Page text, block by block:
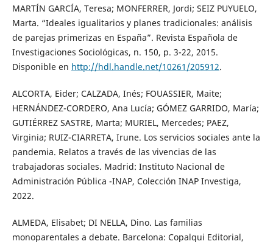
MARTÍN GARCÍA, Teresa; MONFERRER, Jordi; SEIZ PUYUELO,
Marta. “Ideales igualitarios y planes tradicionales: análisis
de parejas primerizas en España”. Revista Española de
Investigaciones Sociológicas, n. 150, p. 3-22, 2015.
Disponible en http://hdl.handle.net/10261/205912.
ALCORTA, Eider; CALZADA, Inés; FOUASSIER, Maite;
HERNÁNDEZ-CORDERO, Ana Lucía; GÓMEZ GARRIDO, María;
GUTIÉRREZ SASTRE, Marta; MURIEL, Mercedes; PAEZ,
Virginia; RUIZ-CIARRETA, Irune. Los servicios sociales ante la
pandemia. Relatos a través de las vivencias de las
trabajadoras sociales. Madrid: Instituto Nacional de
Administración Pública -INAP, Colección INAP Investiga,
2022.
ALMEDA, Elisabet; DI NELLA, Dino. Las familias
monoparentales a debate. Barcelona: Copalqui Editorial,